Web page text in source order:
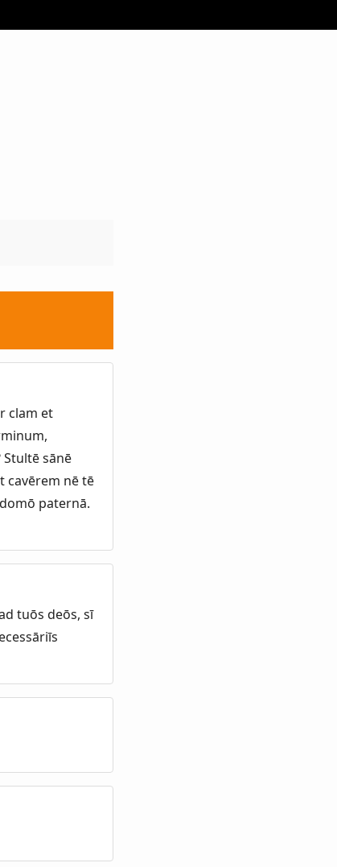
clam et
sānē
cavērem nē tē
paternā.
tuōs deōs, sī